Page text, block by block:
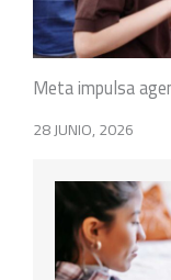
Meta impulsa
28 JUNIO, 2026